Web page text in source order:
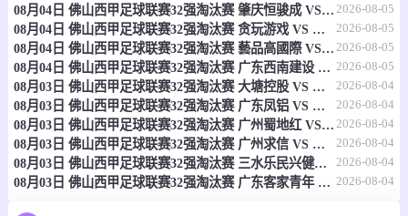
情报
澳威女超 08-08 13:00 直播中
公牛学院女足 0 - 0 悉尼大学女足
情报
澳威女超 08-08 13:00 直播中
08月04日 佛山西甲足球联赛32强淘汰赛 肇庆恒骏成 VS 三七互娱 全场录像 2026-08-05
08月04日 佛山西甲足球联赛32强淘汰赛 贪玩游戏 VS 美的薪火 全场录像 2026-08-05
08月04日 佛山西甲足球联赛32强淘汰赛 藝品高國際 VS 湛江狂狼·粵辉能源 全场录像 2026-08-05
08月04日 佛山西甲足球联赛32强淘汰赛 广东西南建设 VS 香港圣徒 全场录像 2026-08-05
08月03日 佛山西甲足球联赛32强淘汰赛 大塘控股 VS 茂名市点都得 全场录像 2026-08-04
08月03日 佛山西甲足球联赛32强淘汰赛 广东凤铝 VS 湛江八部科技 全场录像 2026-08-04
08月03日 佛山西甲足球联赛32强淘汰赛 广州蜀地红 VS 广州戴拿模 全场录像 2026-08-04
08月03日 佛山西甲足球联赛32强淘汰赛 广州求信 VS 顺德新青年 全场录像 2026-08-04
08月03日 佛山西甲足球联赛32强淘汰赛 三水乐民兴健力宝 VS 中国澳门澳科精英 全场录像 2026-08-04
08月03日 佛山西甲足球联赛32强淘汰赛 广东客家青年 VS 广州英华思力U17 全场录像 2026-08-04